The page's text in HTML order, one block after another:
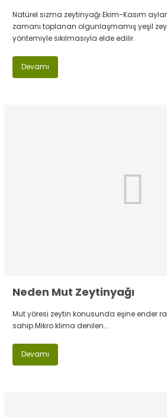
Natürel sızma zeytinyağı Ekim-Kasım
zamanı toplanan olgunlaşmamış yeşil
yöntemiyle sıkılmasıyla elde edilir.
Devamı
Neden Mut Zeytinyağı
Mut yöresi zeytin konusunda eşine ender
sahip.Mikro klima denilen...
Devamı